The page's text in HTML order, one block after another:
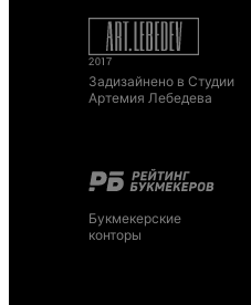
Задизайнено в Студии
Артемия Лебедева
Букмекерские
конторы